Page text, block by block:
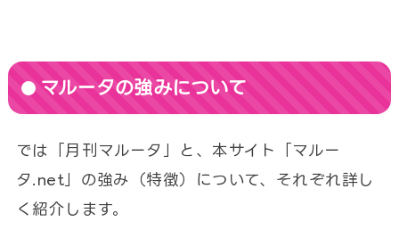
マルータの強みについて
では「月刊マルータ」と、本サイト「マルー
タ.net」の強み（特徴）について、それぞれ詳し
く紹介します。